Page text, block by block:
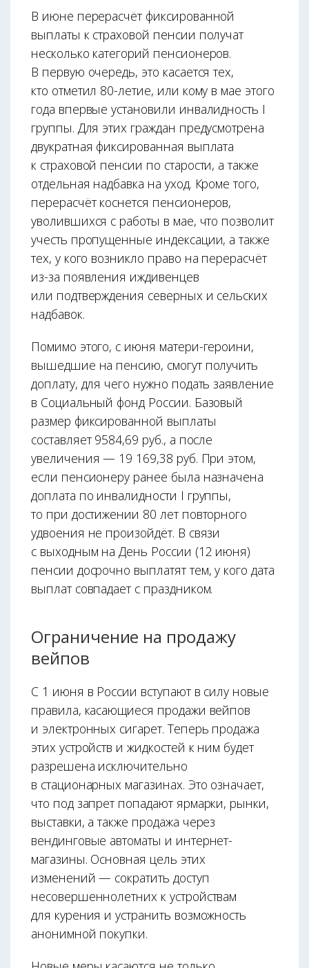
В июне перерасчёт фиксированной
выплаты к страховой пенсии получат
несколько категорий пенсионеров.
В первую очередь, это касается тех,
кто отметил 80-летие, или кому в мае этого
года впервые установили инвалидность I
группы. Для этих граждан предусмотрена
двукратная фиксированная выплата
к страховой пенсии по старости, а также
отдельная надбавка на уход. Кроме того,
перерасчёт коснется пенсионеров,
уволившихся с работы в мае, что позволит
учесть пропущенные индексации, а также
тех, у кого возникло право на перерасчёт
из-за появления иждивенцев
или подтверждения северных и сельских
надбавок.
Помимо этого, с июня матери-героини,
вышедшие на пенсию, смогут получить
доплату, для чего нужно подать заявление
в Социальный фонд России. Базовый
размер фиксированной выплаты
составляет 9584,69 руб., а после
увеличения — 19 169,38 руб. При этом,
если пенсионеру ранее была назначена
доплата по инвалидности I группы,
то при достижении 80 лет повторного
удвоения не произойдёт. В связи
с выходным на День России (12 июня)
пенсии досрочно выплатят тем, у кого дата
выплат совпадает с праздником.
Ограничение на продажу
вейпов
С 1 июня в России вступают в силу новые
правила, касающиеся продажи вейпов
и электронных сигарет. Теперь продажа
этих устройств и жидкостей к ним будет
разрешена исключительно
в стационарных магазинах. Это означает,
что под запрет попадают ярмарки, рынки,
выставки, а также продажа через
вендинговые автоматы и интернет-
магазины. Основная цель этих
изменений — сократить доступ
несовершеннолетних к устройствам
для курения и устранить возможность
анонимной покупки.